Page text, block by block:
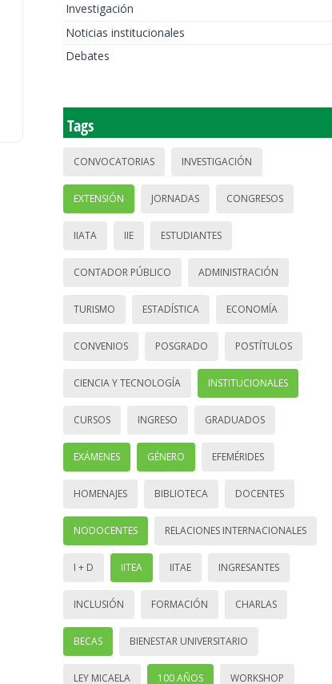
Investigación
Noticias institucionales
Debates
Tags
CONVOCATORIAS INVESTIGACIÓN
EXTENSIÓN JORNADAS CONGRESOS
IIATA IIE ESTUDIANTES
CONTADOR PÚBLICO ADMINISTRACIÓN
TURISMO ESTADÍSTICA ECONOMÍA
CONVENIOS POSGRADO POSTÍTULOS
CIENCIA Y TECNOLOGÍA INSTITUCIONALES
CURSOS INGRESO GRADUADOS
EXÁMENES GÉNERO EFEMÉRIDES
HOMENAJES BIBLIOTECA DOCENTES
NODOCENTES RELACIONES INTERNACIONALES
I + D IITEA IITAE INGRESANTES
INCLUSIÓN FORMACIÓN CHARLAS
BECAS BIENESTAR UNIVERSITARIO
LEY MICAELA 100 AÑOS WORKSHOP